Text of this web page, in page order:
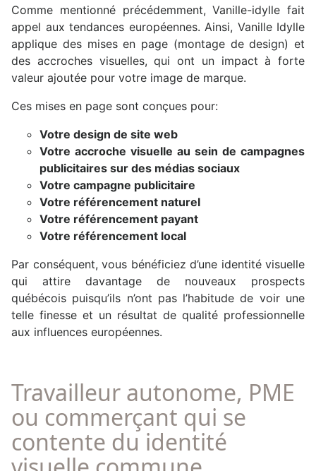
Comme mentionné précédemment, Vanille-idylle fait
appel aux tendances européennes. Ainsi, Vanille Idylle
applique des mises en page (montage de design) et
des accroches visuelles, qui ont un impact à forte
valeur ajoutée pour votre image de marque.
Ces mises en page sont conçues pour:
Votre design de site web
Votre accroche visuelle au sein de campagnes
publicitaires sur des médias sociaux
Votre campagne publicitaire
Votre référencement naturel
Votre référencement payant
Votre référencement local
Par conséquent, vous bénéficiez d’une identité visuelle
qui attire davantage de nouveaux prospects
québécois puisqu’ils n’ont pas l’habitude de voir une
telle finesse et un résultat de qualité professionnelle
aux influences européennes.
Travailleur autonome, PME
ou commerçant qui se
contente du identité